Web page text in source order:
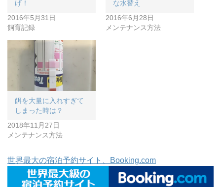
げ！
2016年5月31日
飼育記録
な水替え
2016年6月28日
メンテナンス方法
餌を大量に入れすぎて
しまった時は？
2018年11月27日
メンテナンス方法
世界最大の宿泊予約サイト、Booking.com